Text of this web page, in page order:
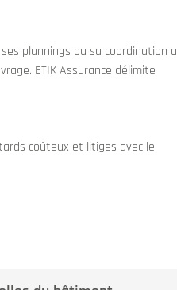
plannings ou sa coordination a
ETIK Assurance délimite
coûteux et litiges avec le